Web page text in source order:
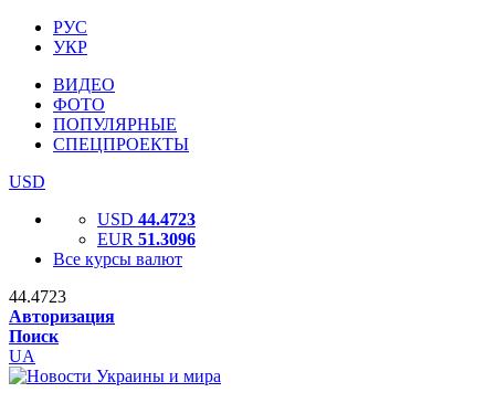
РУС
УКР
ВИДЕО
ФОТО
ПОПУЛЯРНЫЕ
СПЕЦПРОЕКТЫ
USD
USD 44.4723
EUR 51.3096
Все курсы валют
44.4723
Авторизация
Поиск
UA